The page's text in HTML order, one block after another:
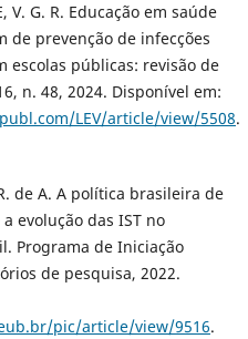
V. G. R. Educação em saúde
de prevenção de infecções
escolas públicas: revisão de
n. 48, 2024. Disponível em:
LEV/article/view/5508.
de A. A política brasileira de
evolução das IST no
Programa de Iniciação
de pesquisa, 2022.
pic/article/view/9516.